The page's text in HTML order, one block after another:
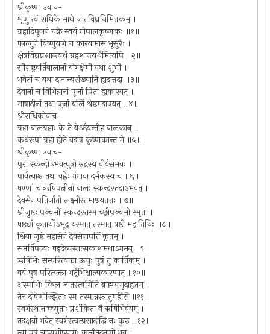
श्रीकृष्ण उवाच-
शृणु त्वं राधिके माघे जातविघ्ननिमित्तकम् ।
ग्रहादिपूजनं चक्रे स्वयं गोपालकृष्णकः ॥१॥
फाल्गुने विष्णुयागे च कारयामास भूसुरैः ।
क्षेत्रविघ्नप्रशान्त्यर्थं ग्रहशान्त्यर्थमित्यपि ॥२॥
सौराष्ट्रवर्तिबालानां योगक्षेमौ यथा शुभौ ।
भवेतां च यथा दानान्यसंख्यानि ह्यदात्तदा ॥३॥
देवानां च विभिन्नानां पूजां पिता ह्यकारयत् ।
मात्रादीनां तथा पूजां बलिं श्रेष्ठमदापयत् ॥४॥
श्रीराधिकोवाच-
ग्रहा बालग्रहाः के ते येऽर्दयन्तीह बालकान् ।
कथंरूपा ग्रहा ह्येते वदात्र कृष्णकान्त मे ॥५॥
श्रीकृष्ण उवाच-
पुरा स्कन्दोऽभवत्पुत्रो रुद्रस्य वीर्यसंभवः ।
पार्वत्याश्च तथा वह्नेः गंगाया दर्भकस्य च ॥६॥
षण्णां च ऋषिपत्नीनां बालः स्कन्दस्तदाऽभवत् ।
देवसेनापतिर्जातो लक्ष्मीस्तमाश्रयत्ततः ॥७॥
श्रीजुष्टः पञ्चमीं स्कन्दस्तस्माच्छ्रीपञ्चमी स्मृता ।
षष्ठ्यां कृतार्थोऽभूद् यस्मात् तस्मात् षष्ठी महातिथिः ॥८॥
श्रिया जुष्टं महासेनं देवसेनापतिं कृतम् ।
सप्तर्षिपत्न्यः षड्देव्यस्तत्सकाशमथाऽगमन् ॥९॥
ऋषिभिः सम्परित्यक्ता ऊचुः पुत्रं तु कार्तिकम् ।
वयं पुत्र परित्यक्ता भर्तृभिश्चाल्पकारणात् ॥१०॥
अस्माभिः किल जातस्त्वमिति ब्राह्म्यमुदाहृतम् ।
तेन दोषेणोज्झिताः स्म तस्मान्नस्त्रातुमर्हसि ॥११॥
स्वर्गस्थानाच्च्युताः प्रशंकिता वै ऋषिभिर्वयम् ।
तदक्षयो भवेत् स्वर्गस्त्वत्प्रसादाद्धि नः कुरु ॥१२॥